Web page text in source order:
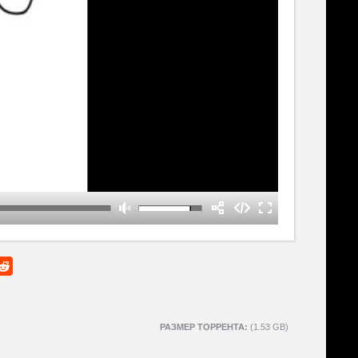
РАЗМЕР ТОРРЕНТА: (1.53 GB)